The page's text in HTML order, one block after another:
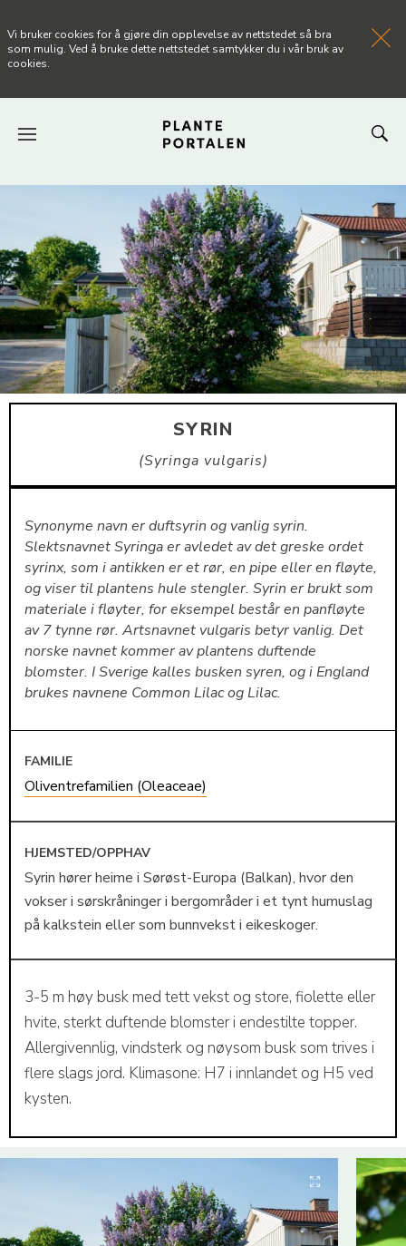
FORSIDEN
NYHETER
ARTIKLER
OM PLANTEPORTALEN
KONTAKT
Vi bruker cookies for å gjøre din opplevelse av nettstedet så bra
som mulig. Ved å bruke dette nettstedet samtykker du i vår bruk av
cookies.
SYRIN
Syringa vulgaris
Synonyme navn er duftsyrin og vanlig syrin.
Slektsnavnet Syringa er avledet av det greske ordet
syrinx, som i antikken er et rør, en pipe eller en fløyte,
og viser til plantens hule stengler. Syrin er brukt som
materiale i fløyter, for eksempel består en panfløyte
av 7 tynne rør. Artsnavnet vulgaris betyr vanlig. Det
norske navnet kommer av plantens duftende
blomster. I Sverige kalles busken syren, og i England
brukes navnene Common Lilac og Lilac.
FAMILIE
Oliventrefamilien (Oleaceae)
HJEMSTED/OPPHAV
Syrin hører heime i Sørøst-Europa (Balkan), hvor den
vokser i sørskråninger i bergområder i et tynt humuslag
på kalkstein eller som bunnvekst i eikeskoger.
3-5 m høy busk med tett vekst og store, fiolette eller
hvite, sterkt duftende blomster i endestilte topper.
Allergivennlig, vindsterk og nøysom busk som trives i
flere slags jord. Klimasone: H7 i innlandet og H5 ved
kysten.